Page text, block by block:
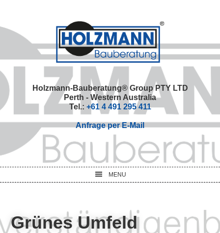
primary
navigation
main
primary
footer
Holzmann-Bauberatung® Group PTY LTD
Perth - Western Australia
Tel.: +61 4 491 295 411
Anfrage per E-Mail
MENU
Grünes Umfeld